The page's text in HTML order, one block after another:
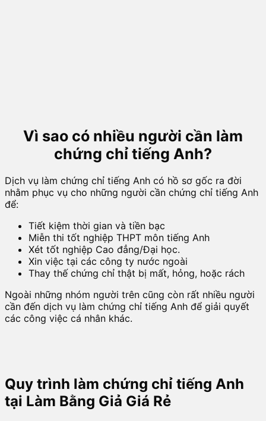
Vì sao có nhiều người cần làm
chứng chỉ tiếng Anh?
Dịch vụ làm chứng chỉ tiếng Anh có hồ sơ gốc ra đời
nhằm phục vụ cho những người cần chứng chỉ tiếng Anh
để:
Tiết kiệm thời gian và tiền bạc
Miễn thi tốt nghiệp THPT môn tiếng Anh
Xét tốt nghiệp Cao đẳng/Đại học.
Xin việc tại các công ty nước ngoài
Thay thế chứng chỉ thật bị mất, hỏng, hoặc rách
Ngoài những nhóm người trên cũng còn rất nhiều người
cần đến dịch vụ làm chứng chỉ tiếng Anh để giải quyết
các công việc cá nhân khác.
Quy trình làm chứng chỉ tiếng Anh
tại Làm Bằng Giả Giá Rẻ